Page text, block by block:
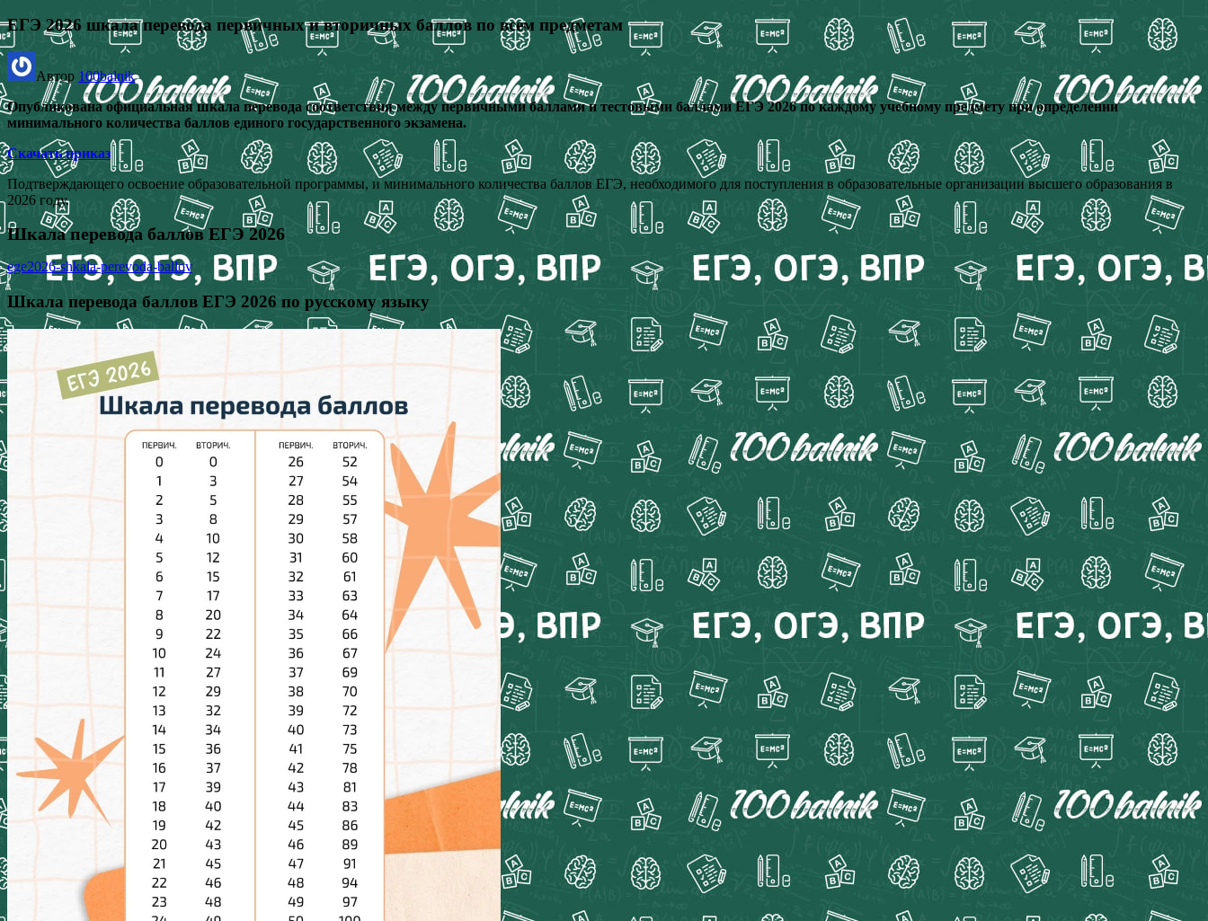
ЕГЭ 2026 шкала перевода первичных и вторичных баллов по всем предметам
Автор 100balnik
Опубликована официальная шкала перевода соответствия между первичными баллами и тестовыми баллами ЕГЭ 2026 по каждому учебному предмету при определении
минимального количества баллов единого государственного экзамена.
Скачать приказ
Подтверждающего освоение образовательной программы, и минимального количества баллов ЕГЭ, необходимого для поступления в образовательные организации высшего образования в
2026 году.
Шкала перевода баллов ЕГЭ 2026
ege2026-shkala-perevoda-ballov
Шкала перевода баллов ЕГЭ 2026 по русскому языку